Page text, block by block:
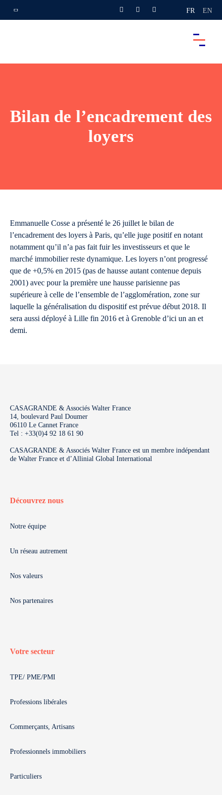
FR EN
Bilan de l’encadrement des
loyers
Emmanuelle Cosse a présenté le 26 juillet le bilan de
l’encadrement des loyers à Paris, qu’elle juge positif en notant
notamment qu’il n’a pas fait fuir les investisseurs et que le
marché immobilier reste dynamique. Les loyers n’ont progressé
que de +0,5% en 2015 (pas de hausse autant contenue depuis
2001) avec pour la première une hausse parisienne pas
supérieure à celle de l’ensemble de l’agglomération, zone sur
laquelle la généralisation du dispositif est prévue début 2018. Il
sera aussi déployé à Lille fin 2016 et à Grenoble d’ici un an et
demi.
CASAGRANDE & Associés Walter France
14, boulevard Paul Doumer
06110 Le Cannet France
Tel : +33(0)4 92 18 61 90
CASAGRANDE & Associés Walter France est un membre indépendant
de Walter France et d’Allinial Global International
Découvrez nous
Notre équipe
Un réseau autrement
Nos valeurs
Nos partenaires
Votre secteur
TPE/ PME/PMI
Professions libérales
Commerçants, Artisans
Professionnels immobiliers
Particuliers